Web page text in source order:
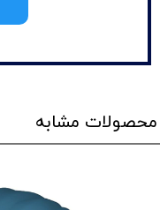
محصولات مشابه